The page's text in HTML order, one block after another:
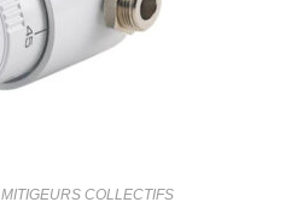
MITIGEURS COLLECTIFS